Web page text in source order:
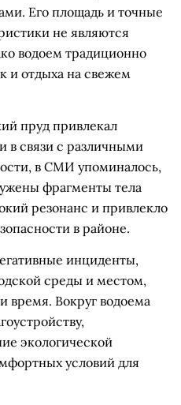
Его площадь и точные
не являются
водоем традиционно
и отдыха на свежем
пруд привлекал
в связи с различными
в СМИ упоминалось,
фрагменты тела
резонанс и привлекло
в районе.
инциденты,
среды и местом,
время. Вокруг водоема
экологической
условий для